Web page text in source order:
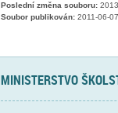
Poslední změna souboru:
Soubor publikován:2011-06-
MINISTERSTVO